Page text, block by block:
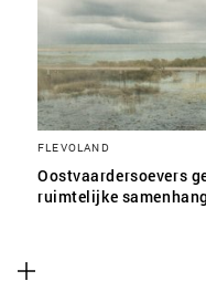
FLEVOLAND
Oostvaardersoevers
ruimtelijke samenhang